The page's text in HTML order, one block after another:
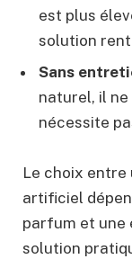
est plus
solution
Sans
naturel, il
nécessite
Le choix entre
artificiel
parfum et une
solution